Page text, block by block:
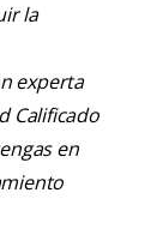
la
experta
Calificado
en